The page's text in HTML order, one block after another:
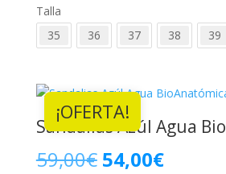
precio
original
55,00€.
precio
actual
49,00€.
Talla
35
36 37 38 39
¡OFERTA!
Sandalias Azúl Agua
59,00€ El
54,00€El